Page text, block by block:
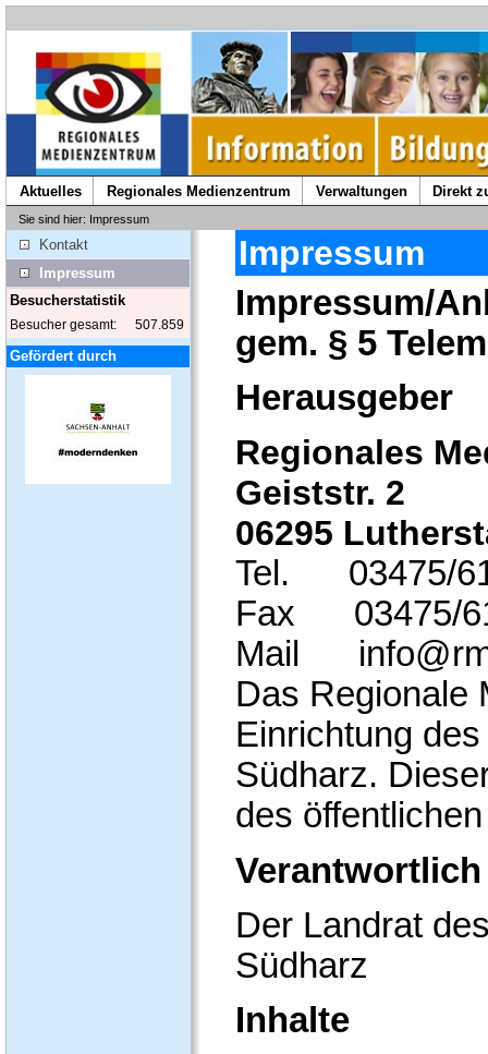
Aktuelles Regionales Medienzentrum Verwaltungen Direkt
Sie sind hier: Impressum
Kontakt
Impressum
Besucherstatistik
Besucher gesamt: 507.859
Gefördert durch
Impressum
Impressum/
gem. § 5
Herausgeber
Regionales
Geiststr. 2
06295
Tel.
03475/
Fax
03475/
Mail
Das Regionale
Einrichtung
Südharz.
des
Der Landrat
Südharz
Inhalte